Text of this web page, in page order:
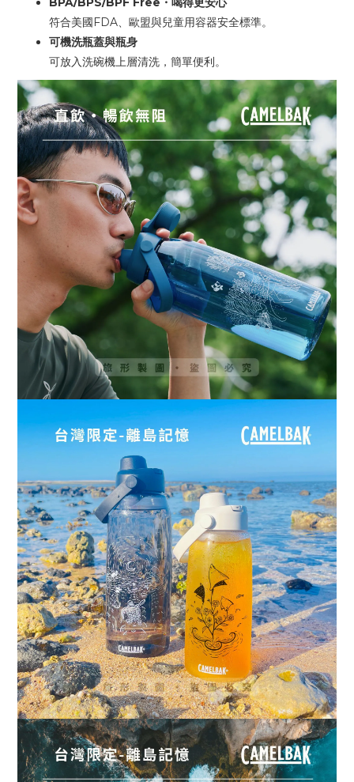
符合美國FDA、歐盟與兒童用容器安全標準。
可機洗瓶蓋與瓶身
可放入洗碗機上層清洗，簡單便利。